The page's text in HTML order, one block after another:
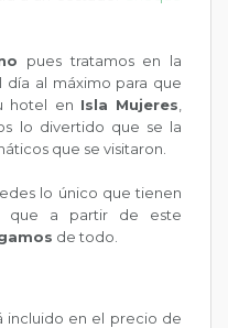
pues tratamos en la
al máximo para que
hotel en Isla Mujeres
lo divertido que se la
que se visitaron.
lo único que tienen
que a partir de este
de todo.
incluido en el precio de